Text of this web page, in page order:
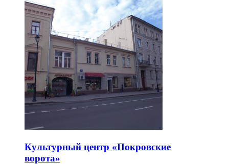
Культурный центр «Покровские
ворота»